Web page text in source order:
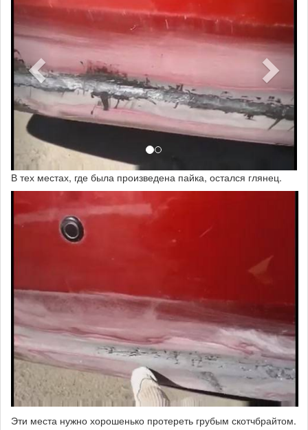
В тех местах, где была произведена пайка, остался глянец.
Эти места нужно хорошенько протереть грубым скотчбрайтом.